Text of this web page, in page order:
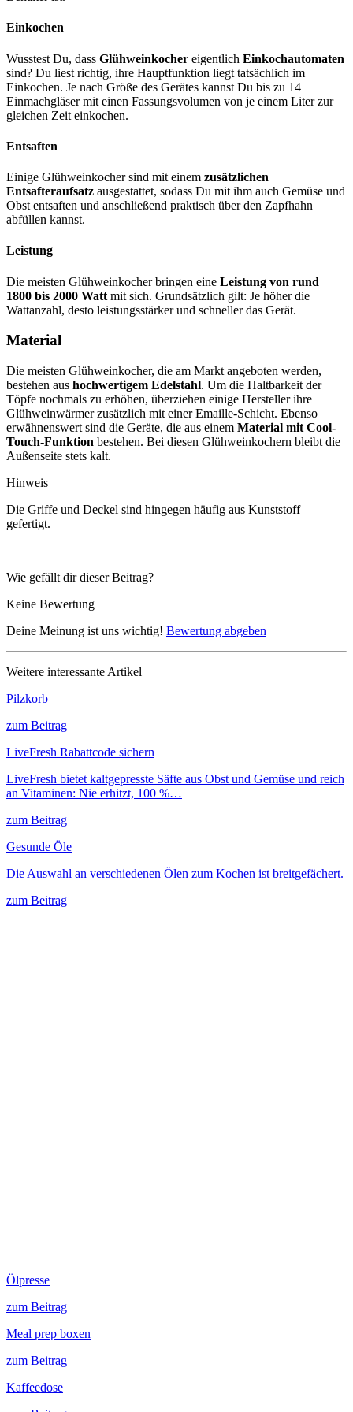
Einkochen
Wusstest Du, dass Glühweinkocher eigentlich Einkochautomaten
sind? Du liest richtig, ihre Hauptfunktion liegt tatsächlich im
Einkochen. Je nach Größe des Gerätes kannst Du bis zu 14
Einmachgläser mit einen Fassungsvolumen von je einem Liter zur
gleichen Zeit einkochen.
Entsaften
Einige Glühweinkocher sind mit einem zusätzlichen
Entsafteraufsatz ausgestattet, sodass Du mit ihm auch Gemüse und
Obst entsaften und anschließend praktisch über den Zapfhahn
abfüllen kannst.
Leistung
Die meisten Glühweinkocher bringen eine Leistung von rund
1800 bis 2000 Watt mit sich. Grundsätzlich gilt: Je höher die
Wattanzahl, desto leistungsstärker und schneller das Gerät.
Material
Die meisten Glühweinkocher, die am Markt angeboten werden,
bestehen aus hochwertigem Edelstahl. Um die Haltbarkeit der
Töpfe nochmals zu erhöhen, überziehen einige Hersteller ihre
Glühweinwärmer zusätzlich mit einer Emaille-Schicht. Ebenso
erwähnenswert sind die Geräte, die aus einem Material mit Cool-
Touch-Funktion bestehen. Bei diesen Glühweinkochern bleibt die
Außenseite stets kalt.
Hinweis
Die Griffe und Deckel sind hingegen häufig aus Kunststoff
gefertigt.
Wie gefällt dir dieser Beitrag?
Keine Bewertung
Deine Meinung ist uns wichtig! Bewertung abgeben
Weitere interessante Artikel
Pilzkorb
zum Beitrag
LiveFresh Rabattcode sichern
LiveFresh bietet kaltgepresste Säfte aus Obst und Gemüse und reich
an Vitaminen: Nie erhitzt, 100 %…
zum Beitrag
Gesunde Öle
Die Auswahl an verschiedenen Ölen zum Kochen ist breitgefächert.
zum Beitrag
Ölpresse
zum Beitrag
Meal prep boxen
zum Beitrag
Kaffeedose